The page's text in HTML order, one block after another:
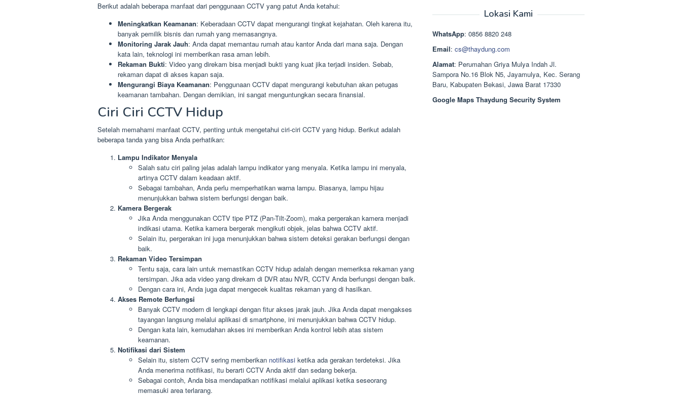
Berikut adalah beberapa manfaat dari penggunaan CCTV yang patut Anda ketahui:
Meningkatkan Keamanan: Keberadaan CCTV dapat mengurangi tingkat kejahatan. Oleh karena itu,
banyak pemilik bisnis dan rumah yang memasangnya.
Monitoring Jarak Jauh: Anda dapat memantau rumah atau kantor Anda dari mana saja. Dengan
kata lain, teknologi ini memberikan rasa aman lebih.
Rekaman Bukti: Video yang direkam bisa menjadi bukti yang kuat jika terjadi insiden. Sebab,
rekaman dapat di akses kapan saja.
Mengurangi Biaya Keamanan: Penggunaan CCTV dapat mengurangi kebutuhan akan petugas
keamanan tambahan. Dengan demikian, ini sangat menguntungkan secara finansial.
Ciri Ciri CCTV Hidup
Setelah memahami manfaat CCTV, penting untuk mengetahui ciri-ciri CCTV yang hidup. Berikut adalah
beberapa tanda yang bisa Anda perhatikan:
Lampu Indikator Menyala
Salah satu ciri paling jelas adalah lampu indikator yang menyala. Ketika lampu ini menyala,
artinya CCTV dalam keadaan aktif.
Sebagai tambahan, Anda perlu memperhatikan warna lampu. Biasanya, lampu hijau
menunjukkan bahwa sistem berfungsi dengan baik.
Kamera Bergerak
Jika Anda menggunakan CCTV tipe PTZ (Pan-Tilt-Zoom), maka pergerakan kamera menjadi
indikasi utama. Ketika kamera bergerak mengikuti objek, jelas bahwa CCTV aktif.
Selain itu, pergerakan ini juga menunjukkan bahwa sistem deteksi gerakan berfungsi dengan
baik.
Rekaman Video Tersimpan
Tentu saja, cara lain untuk memastikan CCTV hidup adalah dengan memeriksa rekaman yang
tersimpan. Jika ada video yang direkam di DVR atau NVR, CCTV Anda berfungsi dengan baik.
Dengan cara ini, Anda juga dapat mengecek kualitas rekaman yang di hasilkan.
Akses Remote Berfungsi
Banyak CCTV modern di lengkapi dengan fitur akses jarak jauh. Jika Anda dapat mengakses
tayangan langsung melalui aplikasi di smartphone, ini menunjukkan bahwa CCTV hidup.
Dengan kata lain, kemudahan akses ini memberikan Anda kontrol lebih atas sistem
keamanan.
Notifikasi dari Sistem
Selain itu, sistem CCTV sering memberikan notifikasi ketika ada gerakan terdeteksi. Jika
Anda menerima notifikasi, itu berarti CCTV Anda aktif dan sedang bekerja.
Sebagai contoh, Anda bisa mendapatkan notifikasi melalui aplikasi ketika seseorang
memasuki area terlarang.
adalah:
ini
Rp1.378.000.
Lokasi Kami
WhatsApp: 0856 8820 248
Email: cs@thaydung.com
Alamat: Perumahan Griya Mulya Indah Jl.
Sampora No.16 Blok N5, Jayamulya, Kec. Serang
Baru, Kabupaten Bekasi, Jawa Barat 17330
Google Maps Thaydung Security System